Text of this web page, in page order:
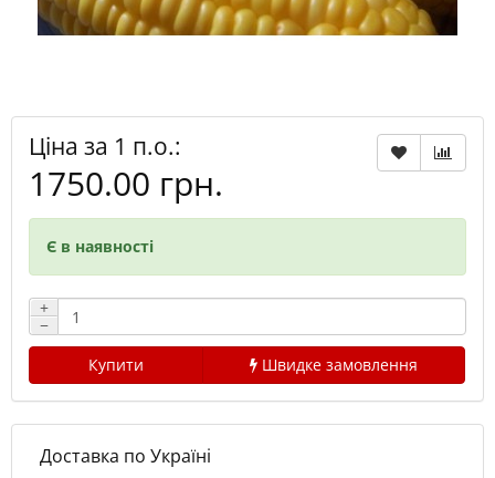
Ціна за 1 п.о.:
1750.00 грн.
Є в наявності
+
−
Купити
Швидке замовлення
Доставка по Україні